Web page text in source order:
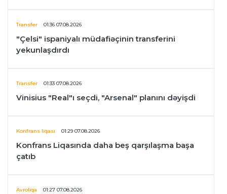
Transfer 01:36 07.08.2026
"Çelsi" ispaniyalı müdafiəçinin transferini
yekunlaşdırdı
Transfer 01:33 07.08.2026
Vinisius "Real"ı seçdi, "Arsenal" planını dəyişdi
Konfrans liqası 01:29 07.08.2026
Konfrans Liqasında daha beş qarşılaşma başa
çatıb
Avroliqa 01:27 07.08.2026